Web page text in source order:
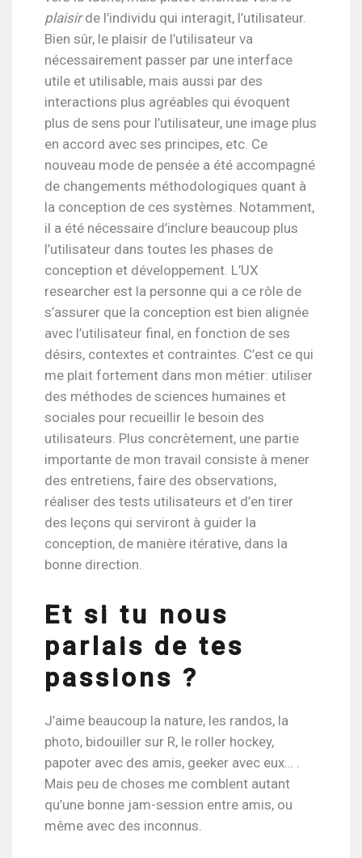
plaisirde l’individu qui interagit, l’utilisateur.
Bien sûr, le plaisir de l’utilisateur va
nécessairement passer par une interface
utile et utilisable, mais aussi par des
interactions plus agréables qui évoquent
plus de sens pour l’utilisateur, une image plus
en accord avec ses principes, etc. Ce
nouveau mode de pensée a été accompagné
de changements méthodologiques quant à
la conception de ces systèmes. Notamment,
il a été nécessaire d’inclure beaucoup plus
l’utilisateur dans toutes les phases de
conception et développement. L’UX
researcher est la personne qui a ce rôle de
s’assurer que la conception est bien alignée
avec l’utilisateur final, en fonction de ses
désirs, contextes et contraintes. C’est ce qui
me plait fortement dans mon métier: utiliser
des méthodes de sciences humaines et
sociales pour recueillir le besoin des
utilisateurs. Plus concrètement, une partie
importante de mon travail consiste à mener
des entretiens, faire des observations,
réaliser des tests utilisateurs et d’en tirer
des leçons qui serviront à guider la
conception, de manière itérative, dans la
bonne direction.
Et si tu nous
parlais de tes
passions ?
J’aime beaucoup la nature, les randos, la
photo, bidouiller sur R, le roller hockey,
papoter avec des amis, geeker avec eux… .
Mais peu de choses me comblent autant
qu’une bonne jam-session entre amis, ou
même avec des inconnus.